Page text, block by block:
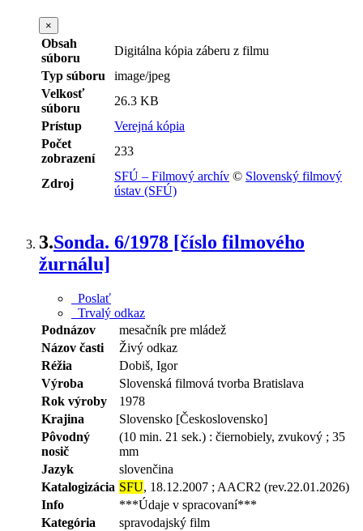
×
Obsah
súboru
Digitálna kópia záberu z filmu
Typ súboru
image/jpeg
Velkosť
súboru
26.3 KB
Prístup
Verejná kópia
Počet
zobrazení
233
Zdroj
SFÚ – Filmový archív © Slovenský filmový
ústav (SFÚ)
3.Sonda. 6/1978 [číslo filmového
žurnálu]
Poslať
Trvalý odkaz
Podnázov
mesačník pre mládež
Názov časti
Živý odkaz
Réžia
Dobiš, Igor
Výroba
Slovenská filmová tvorba Bratislava
Rok výroby
1978
Krajina
Slovensko [Československo]
Pôvodný
nosič
(10 min. 21 sek.) : čiernobiely, zvukový ; 35
mm
Jazyk
slovenčina
Katalogizácia SFU, 18.12.2007 ; AACR2 (rev.22.01.2026)
Info
***Údaje v spracovaní***
Kategória
spravodajský film